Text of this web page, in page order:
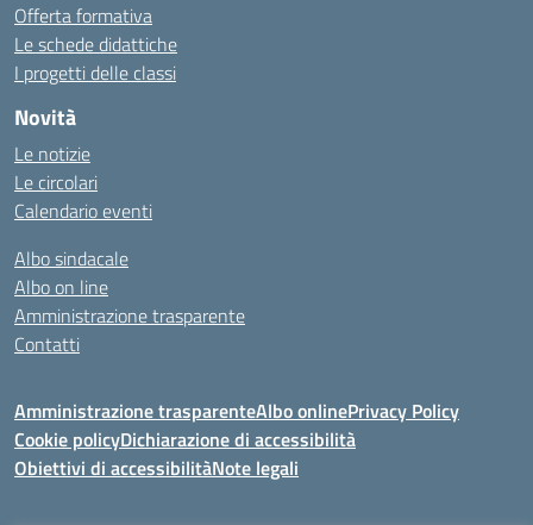
Offerta formativa
Le schede didattiche
I progetti delle classi
Novità
Le notizie
Le circolari
Calendario eventi
Albo sindacale
Albo on line
Amministrazione trasparente
Contatti
Amministrazione trasparenteAlbo onlinePrivacy Policy
Cookie policyDichiarazione di accessibilità
Obiettivi di accessibilitàNote legali